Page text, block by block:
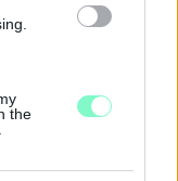
the
MÉG EGY SOR
EZEN A HÉTVÉGÉN
Induló és